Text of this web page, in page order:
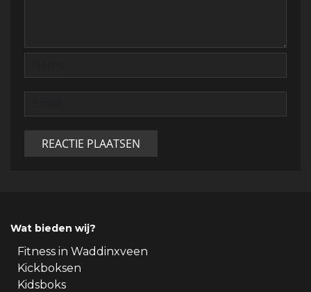
Wat bieden wij?
Fitness in Waddinxveen
Kickboksen
Kidsboks